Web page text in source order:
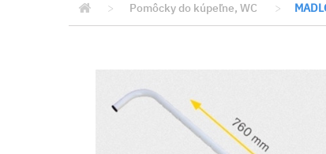
> Pomôcky do kúpeľne, WC >